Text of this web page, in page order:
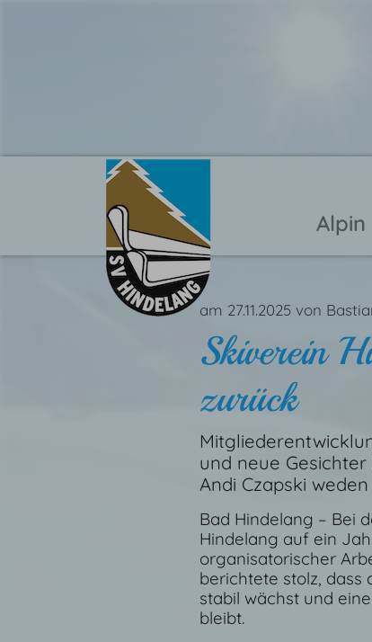
Alpin
am 27.11.2025 von
Skiverein
zurück
und neue
Andi Czapski
Bad Hindelang – Bei
Hindelang auf ein
organisatorischer
berichtete stolz, dass
stabil wächst und
bleibt.